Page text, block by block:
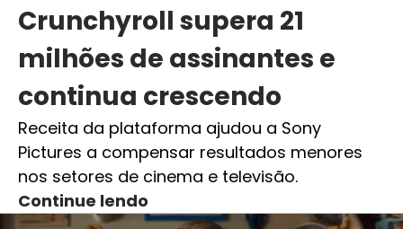
Crunchyroll supera 21
milhões de assinantes e
continua crescendo
Receita da plataforma ajudou a Sony
Pictures a compensar resultados menores
nos setores de cinema e televisão.
Continue lendo